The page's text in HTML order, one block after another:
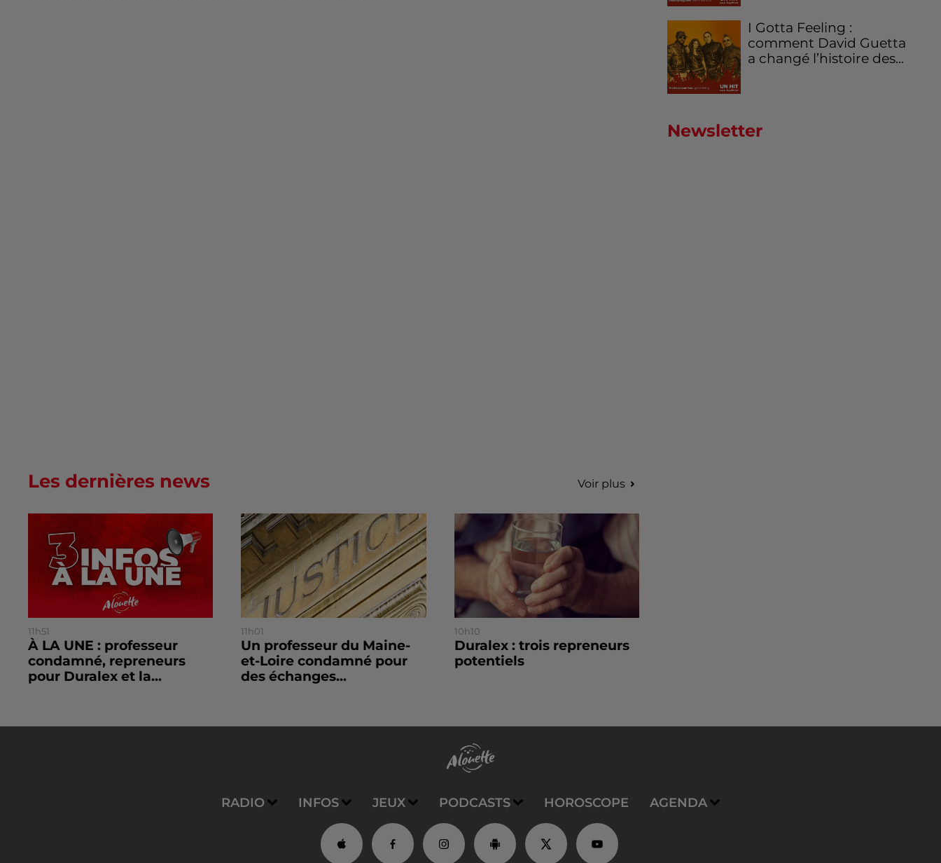
I Gotta Feeling :
comment David Guetta
a changé l’histoire des...
Newsletter
Les dernières news Voir plus
11h51
À LA UNE : professeur
condamné, repreneurs
pour Duralex et la...
11h01
Un professeur du Maine-
et-Loire condamné pour
des échanges...
10h10
Duralex : trois repreneurs
potentiels
RADIO INFOS JEUX PODCASTS HOROSCOPE AGENDA